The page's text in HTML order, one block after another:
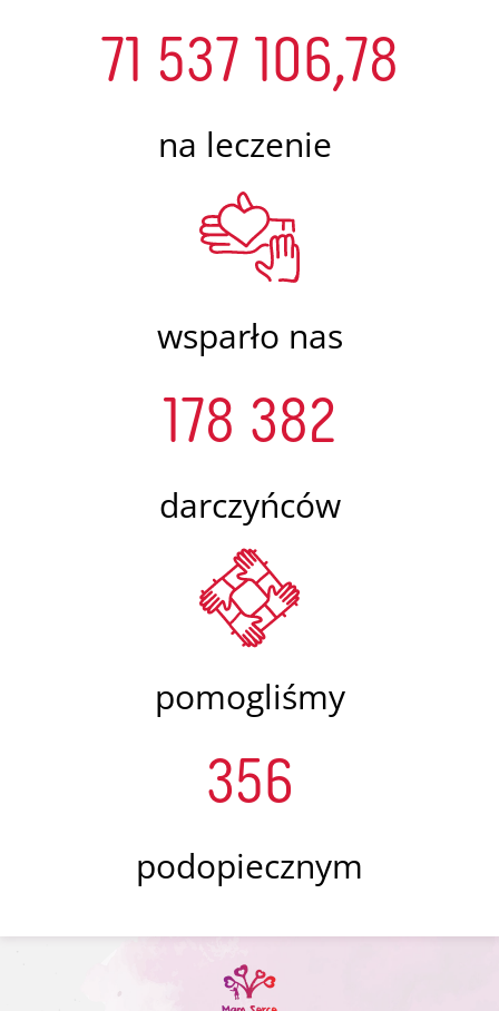
71 537 106,78
na leczenie
wsparło nas
178 382
darczyńców
pomogliśmy
356
podopiecznym